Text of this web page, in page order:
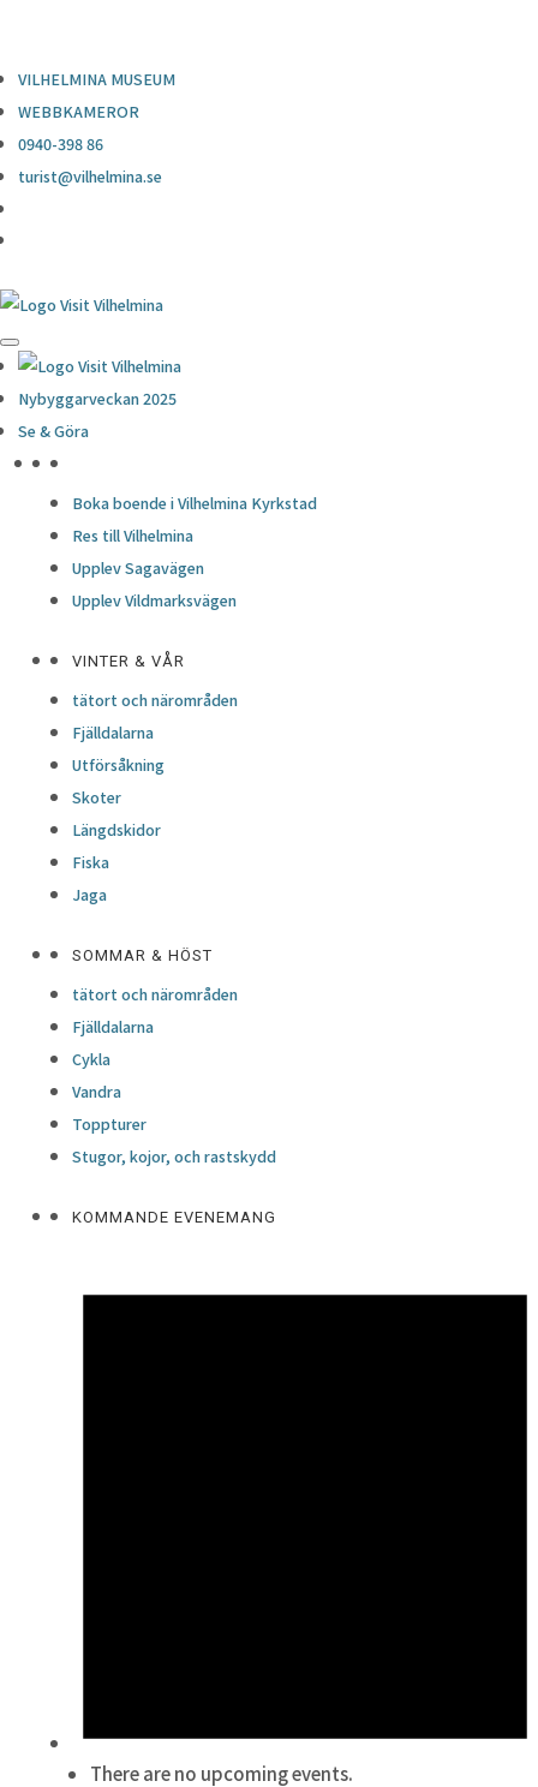
VILHELMINA MUSEUM
WEBBKAMEROR
0940-398 86
turist@vilhelmina.se
Nybyggarveckan 2025
Se & Göra
Boka boende i Vilhelmina Kyrkstad
Res till Vilhelmina
Upplev Sagavägen
Upplev Vildmarksvägen
VINTER & VÅR
tätort och närområden
Fjälldalarna
Utförsåkning
Skoter
Längdskidor
Fiska
Jaga
SOMMAR & HÖST
tätort och närområden
Fjälldalarna
Cykla
Vandra
Toppturer
Stugor, kojor, och rastskydd
KOMMANDE EVENEMANG
There are no upcoming events.